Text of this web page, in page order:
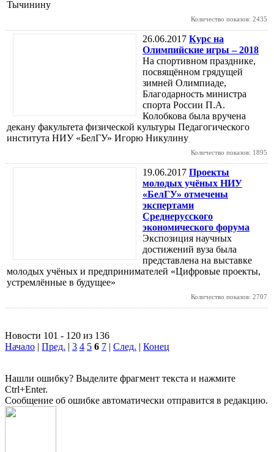
Тычинину
Количество показов: 2435
26.06.2017 Курс на
Олимпийские игры – 2018
На спортивном празднике,
посвящённом грядущей
зимней Олимпиаде,
Благодарность министра
спорта России П.А.
Колобкова была вручена
декану факультета физической культуры Педагогического
института НИУ «БелГУ» Игорю Никулину
Количество показов: 1895
19.06.2017 Проекты
молодых учёных НИУ
«БелГУ» отмечены
экспертами
Среднерусского
экономического форума
Экспозиция научных
достижений вуза была
представлена на выставке
молодых учёных и предпринимателей «Цифровые проекты,
устремлённые в будущее»
Количество показов: 2707
Новости 101 - 120 из 136
Начало | Пред. | 3 4 5 6 7 | След. | Конец
Нашли ошибку? Выделите фрагмент текста и нажмите
Ctrl+Enter.
Сообщение об ошибке автоматически отправится в редакцию.